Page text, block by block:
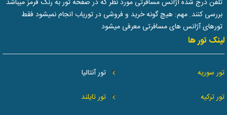
تلفن درج شده آژانس مسافرتی مورد نظر که در صفحه تور به رنگ قرمز میباشد
بررسی کنند. مهم: هیچ گونه خرید و فروشی در توریاب انجام نمیشود فقط
تورهای آژانس های مسافرتی معرفی میشود
لینک تور ها
تور سوریه
تور ترکیه
تور آنتالیا
تور تایلند